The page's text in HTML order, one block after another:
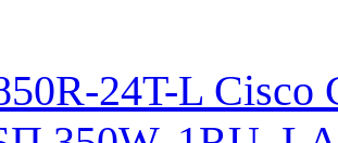
24T-L Cisco